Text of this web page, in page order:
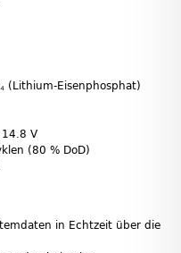
(Lithium-Eisenphosphat)
14.8 V
(80 % DoD)
in Echtzeit über die